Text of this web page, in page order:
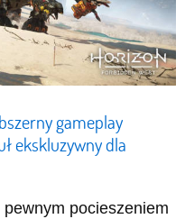
gameplay
ekskluzywny dla
pocieszeniem